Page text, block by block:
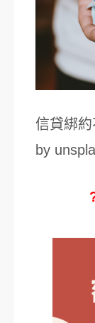
信貸綁
by